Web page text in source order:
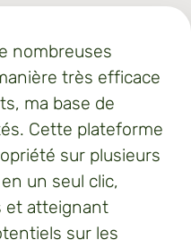
nombreuses
très efficace
ma base de
Cette plateforme
sur plusieurs
un seul clic,
et atteignant
sur les